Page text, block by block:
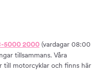
5000 2000 (vardagar 08:00
tillsammans. Våra
till motorcyklar och finns här